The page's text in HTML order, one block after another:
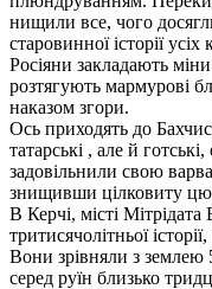
нищили все, чого
старовинної історії усіх
Росіяни закладають
розтягують мармурові
наказом згори.
Ось приходять до
татарські , але й готські,
задовільнили свою
знищивши цілковиту
В Керчі, місті
тритисячолітньої
Вони зрівняли з землею
серед руїн близько